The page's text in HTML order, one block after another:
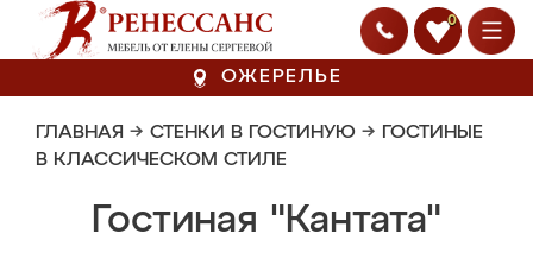
0
ОЖЕРЕЛЬЕ
ГЛАВНАЯ → СТЕНКИ В ГОСТИНУЮ → ГОСТИНЫЕ
В КЛАССИЧЕСКОМ СТИЛЕ
Гостиная "Кантата"